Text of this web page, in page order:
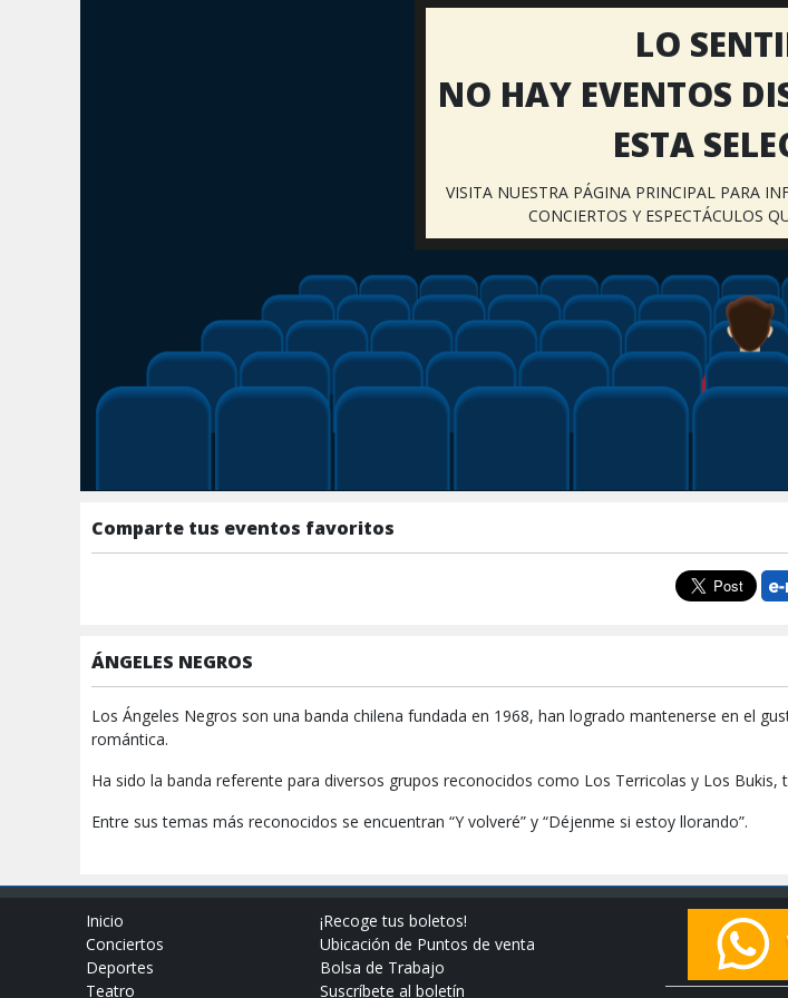
LO
NO HAY EVENTOS
ESTA
VISITA NUESTRA PÁGINA PRINCIPAL PARA
CONCIERTOS Y ESPECTÁCULOS
Comparte tus eventos favoritos
ÁNGELES NEGROS
Los Ángeles Negros son una banda chilena fundada en 1968, han logrado mantenerse en el
romántica.
Ha sido la banda referente para diversos grupos reconocidos como Los Terricolas y Los Bukis,
Entre sus temas más reconocidos se encuentran “Y volveré” y “Déjenme si estoy llorando”.
Inicio
Conciertos
Deportes
Teatro
¡Recoge tus boletos!
Ubicación de Puntos de venta
Bolsa de Trabajo
Suscríbete al boletín